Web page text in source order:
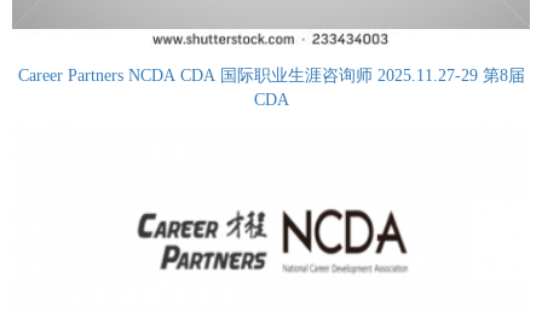
Career Partners NCDA CDA 国际职业生涯咨询师 2025.11.27-29 第8届
CDA